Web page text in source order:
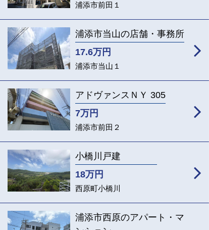
浦添市前田１
浦添市当山の店舗・事務所
17.6万円
浦添市当山１
アドヴァンスＮＹ 305
7万円
浦添市前田２
小橋川戸建
18万円
西原町小橋川
浦添市西原のアパート・マ